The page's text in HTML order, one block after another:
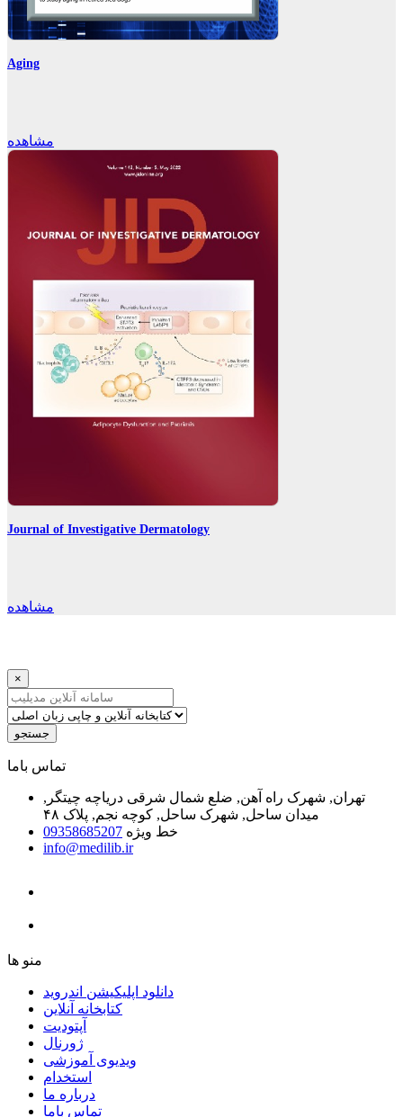
Aging
مشاهده
Journal of Investigative Dermatology
مشاهده
×
جستجو
ﺗﻤﺎﺱ ﺑﺎﻣﺎ
تهران, شهرک راه آهن, ضلع شمال شرقی دریاچه چیتگر,
میدان ساحل, شهرک ساحل, کوچه نجم, پلاک ۴۸
خط ویژه 09358685207
info@medilib.ir
ﻣﻨﻮ ﻫﺎ
دانلود اپلیکیشن اندروید
ﮐﺘﺎﺑﺨﺎﻧﻪ ﺁﻧﻼﯾﻦ
ﺁﭘﺘﻮﺩﯾﺖ
ﮊﻭﺭﻧﺎﻝ
ویدیوی آموزشی
استخدام
درباره ما
ﺗﻤﺎﺱ ﺑﺎﻣﺎ